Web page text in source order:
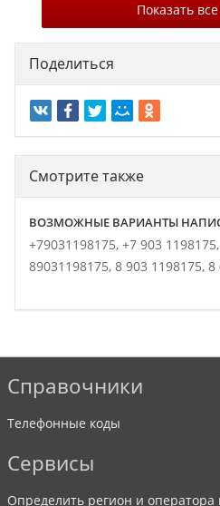
Показать
Поделиться
Смотрите также
ВОЗМОЖНЫЕ ВАРИАНТЫ
+79031198175, +7 903 1198175,
89031198175, 8 903 1198175, 8
Справочники
Телефонные коды
Сервисы
Определить регион и